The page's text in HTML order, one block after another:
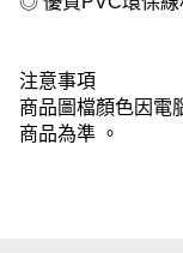
注意事項
商品圖檔顏色因電
商品為準 。